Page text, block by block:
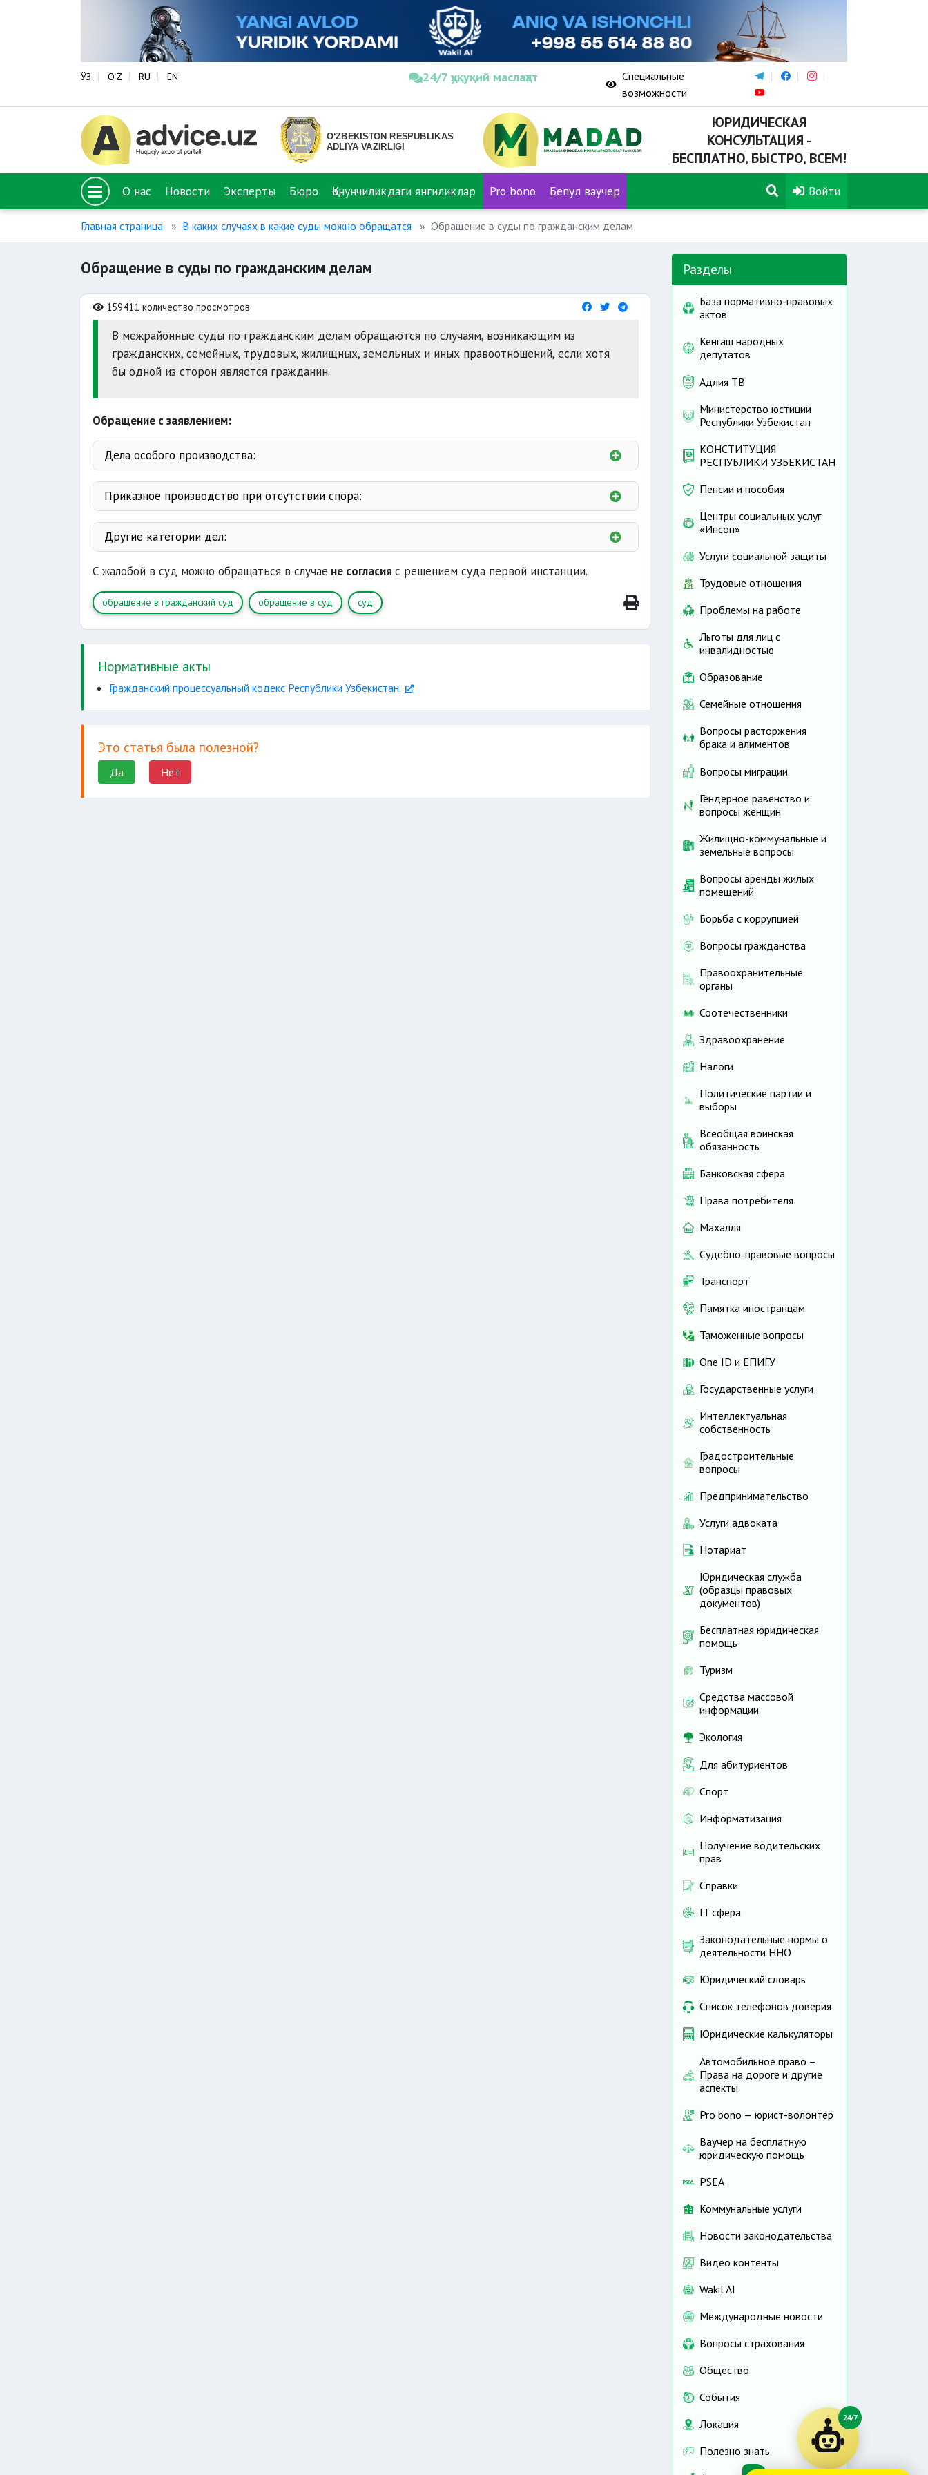
ЎЗ O‘Z RU EN 24/7 ҳуқуқий маслаҳат
Специальные
возможности
ЮРИДИЧЕСКАЯ
КОНСУЛЬТАЦИЯ -
БЕСПЛАТНО, БЫСТРО, ВСЕМ!
О нас Новости Эксперты Бюро Қонунчиликдаги янгиликлар Pro bono Бепул ваучер Войти
Главная страница В каких случаях в какие суды можно обращатся Обращение в суды по гражданским делам
Обращение в суды по гражданским делам
159411 количество просмотров
В межрайонные суды по гражданским делам обращаются по случаям, возникающим из
гражданских, семейных, трудовых, жилищных, земельных и иных правоотношений, если хотя
бы одной из сторон является гражданин.
Обращение с заявлением:
Дела особого производства:
установление фактов, имеющих юридическое значение:
родственных
усыновления
не совпадают с фамилией
владения
усыновление
безвестно отсутствующим
несовершеннолетнего
Приказное производство при отсутствии спора:
основано
задолженности
алиментов
Другие категории дел:
исполнение решений
не
С жалобой в суд можно обращаться в случае не согласия с решением суда первой инстанции.
обращение в гражданский суд обращение в суд суд
Нормативные акты
Гражданский процессуальный кодекс Республики Узбекистан.
Это статья была полезной?
Да Нет
Разделы
База нормативно-правовых
актов
Кенгаш народных
депутатов
Адлия ТВ
Министерство юстиции
Республики Узбекистан
КОНСТИТУЦИЯ
РЕСПУБЛИКИ УЗБЕКИСТАН
Пенсии и пособия
Центры социальных услуг
«Инсон»
Услуги социальной защиты
Трудовые отношения
Проблемы на работе
Льготы для лиц с
инвалидностью
Образование
Семейные отношения
Вопросы расторжения
брака и алиментов
Вопросы миграции
Гендерное равенство и
вопросы женщин
Жилищно-коммунальные и
земельные вопросы
Вопросы аренды жилых
помещений
Борьба с коррупцией
Вопросы гражданства
Правоохранительные
органы
Соотечественники
Здравоохранение
Налоги
Политические партии и
выборы
Всеобщая воинская
обязанность
Банковская сфера
Права потребителя
Махалля
Судебно-правовые вопросы
Транспорт
Памятка иностранцам
Таможенные вопросы
One ID и ЕПИГУ
Государственные услуги
Интеллектуальная
собственность
Градостроительные
вопросы
Предпринимательство
Услуги адвоката
Нотариат
Юридическая служба
(образцы правовых
документов)
Бесплатная юридическая
помощь
Туризм
Средства массовой
информации
Экология
Для абитуриентов
Спорт
Информатизация
Получение водительских
прав
Справки
IT сфера
Законодательные нормы о
деятельности ННО
Юридический словарь
Список телефонов доверия
Юридические калькуляторы
Автомобильное право –
Права на дороге и другие
аспекты
Pro bono — юрист-волонтёр
Ваучер на бесплатную
юридическую помощь
PSEA
Коммунальные услуги
Новости законодательства
Видео контенты
Wakil AI
Международные новости
Вопросы страхования
Общество
События
Локация
Полезно знать
24/7